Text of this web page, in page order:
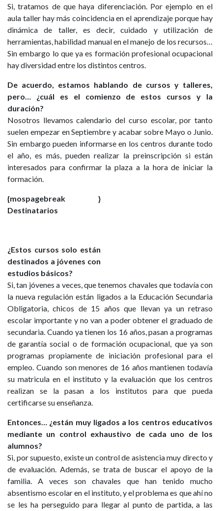
Si, tratamos de que haya diferenciación. Por ejemplo en el
aula taller hay más coincidencia en el aprendizaje porque hay
dinámica de taller, es decir, cuidado y utilización de
herramientas, habilidad manual en el manejo de los recursos…
Sin embargo lo que ya es formación profesional ocupacional
hay diversidad entre los distintos centros.
De acuerdo, estamos hablando de cursos y talleres,
pero… ¿cuál es el comienzo de estos cursos y la
duración?
Nosotros llevamos calendario del curso escolar, por tanto
suelen empezar en Septiembre y acabar sobre Mayo o Junio.
Sin embargo pueden informarse en los centros durante todo
el año, es más, pueden realizar la preinscripción si están
interesados para confirmar la plaza a la hora de iniciar la
formación.
{mospagebreak }
Destinatarios
¿Estos cursos solo están
destinados a jóvenes con
estudios básicos?
Si, tan jóvenes a veces, que tenemos chavales que todavía con
la nueva regulación están ligados a la Educación Secundaria
Obligatoria, chicos de 15 años que llevan ya un retraso
escolar importante y no van a poder obtener el graduado de
secundaria. Cuando ya tienen los 16 años, pasan a programas
de garantía social o de formación ocupacional, que ya son
programas propiamente de iniciación profesional para el
empleo. Cuando son menores de 16 años mantienen todavía
su matricula en el instituto y la evaluación que los centros
realizan se la pasan a los institutos para que pueda
certificarse su enseñanza.
Entonces… ¿están muy ligados a los centros educativos
mediante un control exhaustivo de cada uno de los
alumnos?
Si, por supuesto, existe un control de asistencia muy directo y
de evaluación. Además, se trata de buscar el apoyo de la
familia. A veces son chavales que han tenido mucho
absentismo escolar en el instituto, y el problema es que ahí no
se les ha perseguido para llegar al punto de partida, a las